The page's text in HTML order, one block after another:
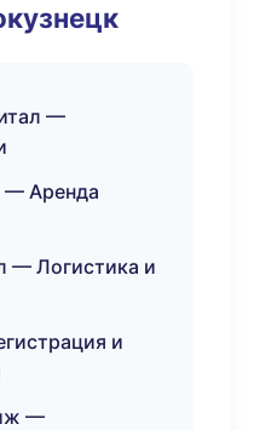
—
— Аренда
— Логистика и
и
—